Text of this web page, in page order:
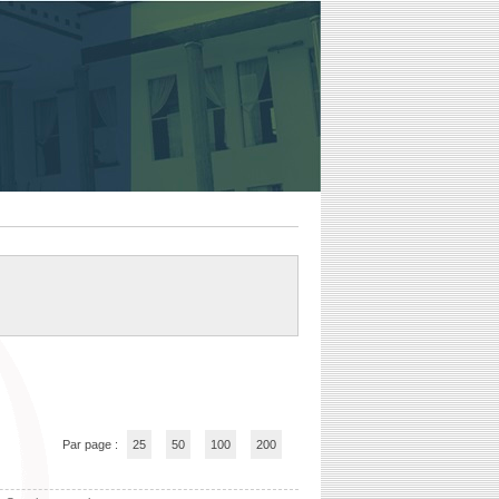
Par page : 25 50 100 200